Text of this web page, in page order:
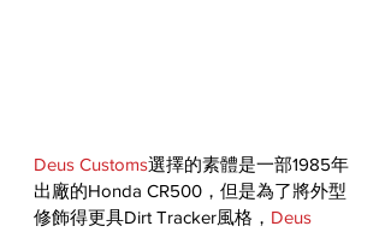
Deus Customs選擇的素體是一部1985年
出廠的Honda CR500，但是為了將外型
修飾得更具Dirt Tracker風格， Deus